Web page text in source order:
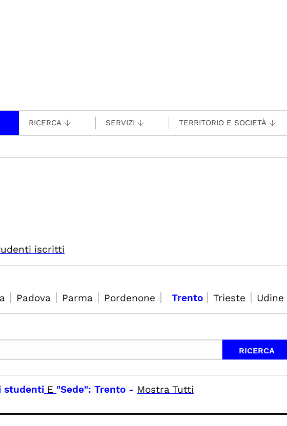
RICERCA SERVIZI TERRITORIO E SOCIETÀ
iscritti
| Padova | Parma | Pordenone | Trento | Trieste | Udine
studenti E "Sede": Trento - Mostra Tutti